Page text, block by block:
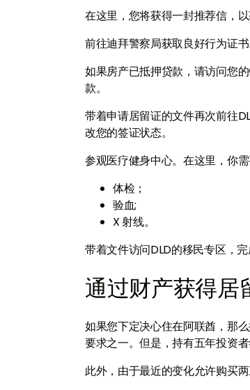
在这里，您将获得一封推荐信，
前往迪拜警察局获取良好行为证
如果房产已抵押贷款，请访问您
款。
带着申请居留证的文件再次前往
改您的签证状态。
参观医疗健身中心。在这里，你
体检；
验血;
X 射线。
带着文件访问DLD的移民专区，完
通过财产获得居
如果您下定决心住在阿联酋，那
要求之一。但是，持有五年投资
此外，由于最近的变化允许购买